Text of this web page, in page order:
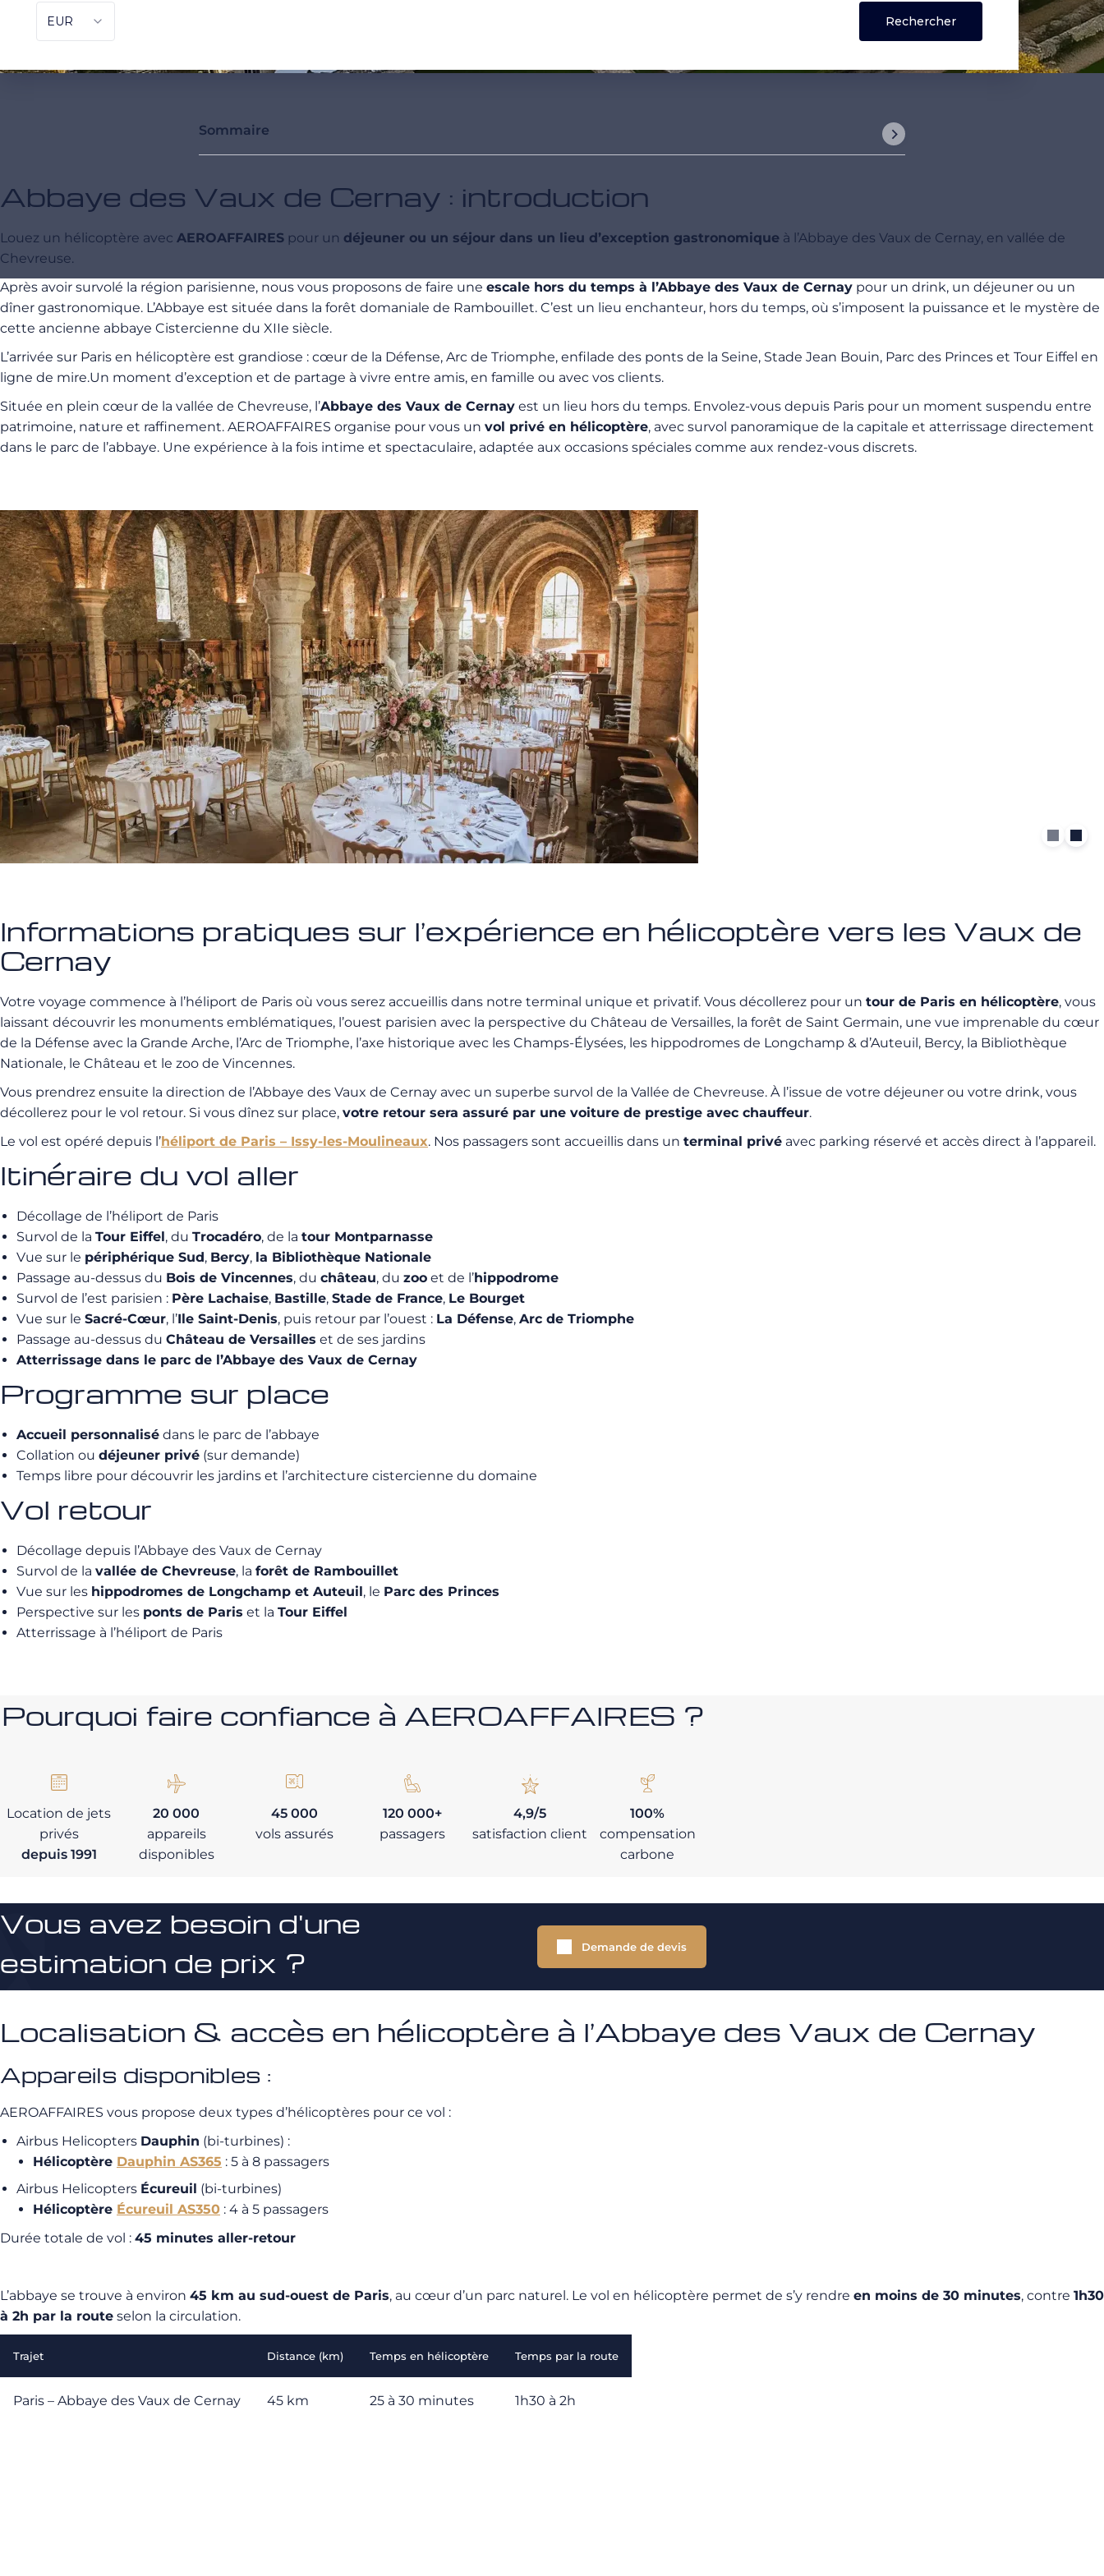
Sommaire
Abbaye des Vaux de Cernay : introduction
Louez un hélicoptère avec AEROAFFAIRES pour un déjeuner ou un séjour dans un lieu d’exception gastronomique à l’Abbaye des Vaux de Cernay, en vallée de
Chevreuse.
Après avoir survolé la région parisienne, nous vous proposons de faire une escale hors du temps à l’Abbaye des Vaux de Cernay pour un drink, un déjeuner ou un
dîner gastronomique. L’Abbaye est située dans la forêt domaniale de Rambouillet. C’est un lieu enchanteur, hors du temps, où s’imposent la puissance et le mystère de
cette ancienne abbaye Cistercienne du XIIe siècle.
L’arrivée sur Paris en hélicoptère est grandiose : cœur de la Défense, Arc de Triomphe, enfilade des ponts de la Seine, Stade Jean Bouin, Parc des Princes et Tour Eiffel en
ligne de mire.Un moment d’exception et de partage à vivre entre amis, en famille ou avec vos clients.
Située en plein cœur de la vallée de Chevreuse, l’Abbaye des Vaux de Cernay est un lieu hors du temps. Envolez-vous depuis Paris pour un moment suspendu entre
patrimoine, nature et raffinement. AEROAFFAIRES organise pour vous un vol privé en hélicoptère, avec survol panoramique de la capitale et atterrissage directement
dans le parc de l’abbaye. Une expérience à la fois intime et spectaculaire, adaptée aux occasions spéciales comme aux rendez-vous discrets.
Informations pratiques sur l’expérience en hélicoptère vers les Vaux de
Cernay
Votre voyage commence à l’héliport de Paris où vous serez accueillis dans notre terminal unique et privatif. Vous décollerez pour un tour de Paris en hélicoptère, vous
laissant découvrir les monuments emblématiques, l’ouest parisien avec la perspective du Château de Versailles, la forêt de Saint Germain, une vue imprenable du cœur
de la Défense avec la Grande Arche, l’Arc de Triomphe, l’axe historique avec les Champs-Élysées, les hippodromes de Longchamp & d’Auteuil, Bercy, la Bibliothèque
Nationale, le Château et le zoo de Vincennes.
Vous prendrez ensuite la direction de l’Abbaye des Vaux de Cernay avec un superbe survol de la Vallée de Chevreuse. À l’issue de votre déjeuner ou votre drink, vous
décollerez pour le vol retour. Si vous dînez sur place, votre retour sera assuré par une voiture de prestige avec chauffeur.
Le vol est opéré depuis l’héliport de Paris – Issy-les-Moulineaux. Nos passagers sont accueillis dans un terminal privé avec parking réservé et accès direct à l’appareil.
Itinéraire du vol aller
Décollage de l’héliport de Paris
Survol de la Tour Eiffel, du Trocadéro, de la tour Montparnasse
Vue sur le périphérique Sud, Bercy, la Bibliothèque Nationale
Passage au-dessus du Bois de Vincennes, du château, du zoo et de l’hippodrome
Survol de l’est parisien : Père Lachaise, Bastille, Stade de France, Le Bourget
Vue sur le Sacré-Cœur, l’Ile Saint-Denis, puis retour par l’ouest : La Défense, Arc de Triomphe
Passage au-dessus du Château de Versailles et de ses jardins
Atterrissage dans le parc de l’Abbaye des Vaux de Cernay
Programme sur place
Accueil personnalisé dans le parc de l’abbaye
Collation ou déjeuner privé (sur demande)
Temps libre pour découvrir les jardins et l’architecture cistercienne du domaine
Vol retour
Décollage depuis l’Abbaye des Vaux de Cernay
Survol de la vallée de Chevreuse, la forêt de Rambouillet
Vue sur les hippodromes de Longchamp et Auteuil, le Parc des Princes
Perspective sur les ponts de Paris et la Tour Eiffel
Atterrissage à l’héliport de Paris
Pourquoi faire confiance à AEROAFFAIRES ?
Location de jets
privés
depuis 1991
20 000
appareils
disponibles
45 000
vols assurés
120 000+
passagers
4,9/5
satisfaction client
100%
compensation
carbone
Vous avez besoin d'une
estimation de prix ?
Demande de devis
Localisation & accès en hélicoptère à l’Abbaye des Vaux de Cernay
Appareils disponibles :
AEROAFFAIRES vous propose deux types d’hélicoptères pour ce vol :
Airbus Helicopters Dauphin (bi-turbines) :
Hélicoptère Dauphin AS365 : 5 à 8 passagers
Airbus Helicopters Écureuil (bi-turbines)
Hélicoptère Écureuil AS350 : 4 à 5 passagers
Durée totale de vol : 45 minutes aller-retour
L’abbaye se trouve à environ 45 km au sud-ouest de Paris, au cœur d’un parc naturel. Le vol en hélicoptère permet de s’y rendre en moins de 30 minutes, contre 1h30
à 2h par la route selon la circulation.
Trajet Distance (km) Temps en hélicoptère Temps par la route
Paris – Abbaye des Vaux de Cernay 45 km 25 à 30 minutes 1h30 à 2h